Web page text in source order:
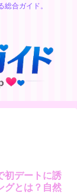
合ガイド。
初デートに誘
グとは？自然